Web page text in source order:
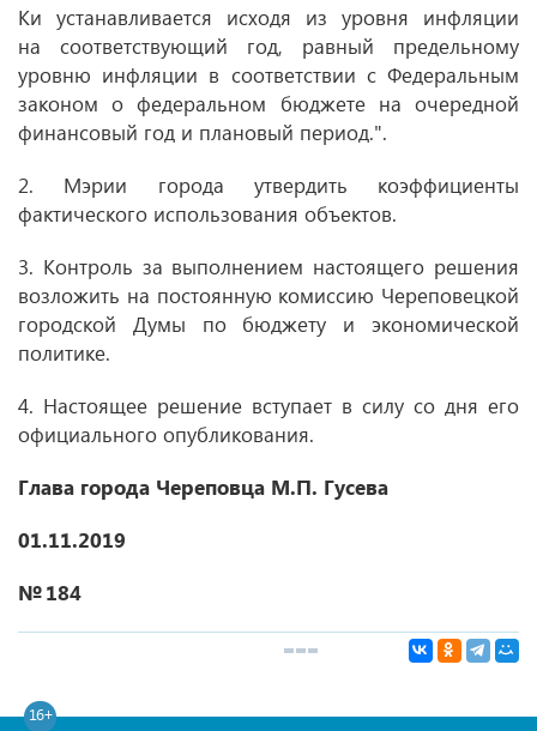
Ки устанавливается исходя из уровня инфляции
на соответствующий год, равный предельному
уровню инфляции в соответствии с Федеральным
законом о федеральном бюджете на очередной
финансовый год и плановый период.".
2. Мэрии города утвердить коэффициенты
фактического использования объектов.
3. Контроль за выполнением настоящего решения
возложить на постоянную комиссию Череповецкой
городской Думы по бюджету и экономической
политике.
4. Настоящее решение вступает в силу со дня его
официального опубликования.
Глава города Череповца М.П. Гусева
01.11.2019
№ 184
16+